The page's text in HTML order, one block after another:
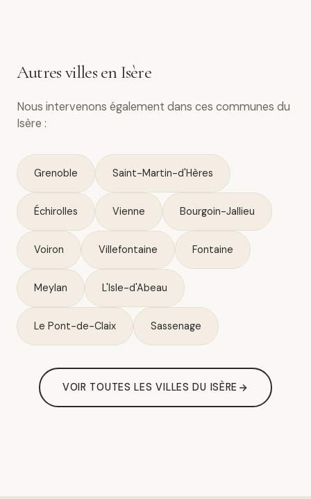
Autres villes en Isère
Nous intervenons également dans ces communes du
Isère :
Grenoble Saint-Martin-d'Hères
Échirolles Vienne Bourgoin-Jallieu
Voiron Villefontaine Fontaine
Meylan L'Isle-d'Abeau
Le Pont-de-Claix Sassenage
VOIR TOUTES LES VILLES DU ISÈRE